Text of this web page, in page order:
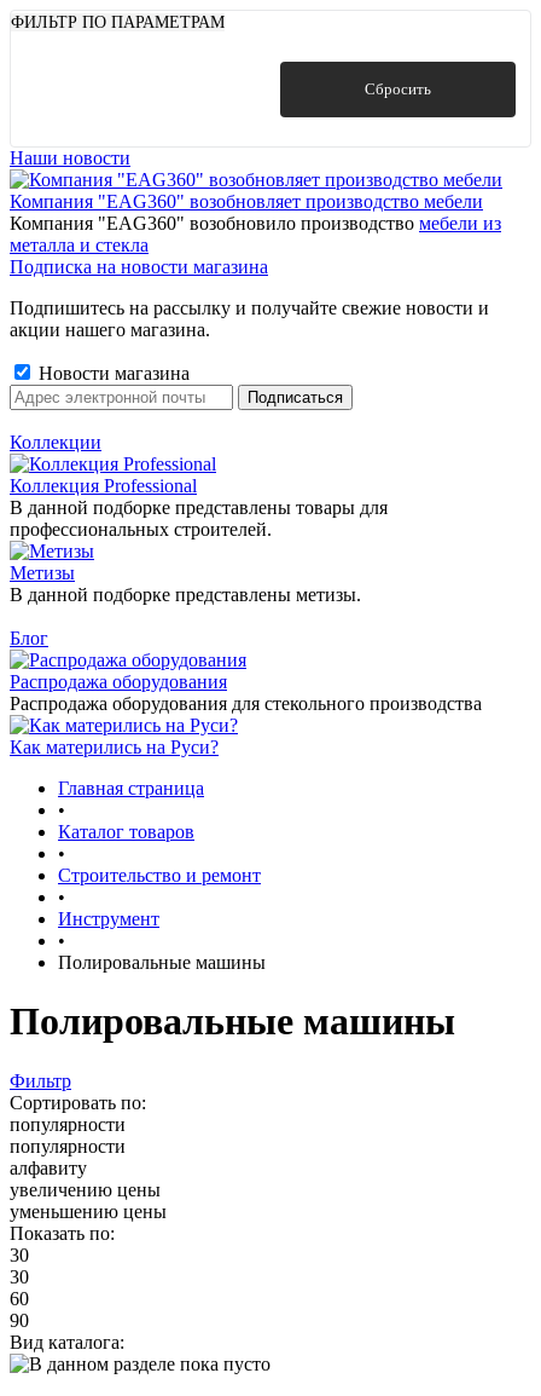
ФИЛЬТР ПО ПАРАМЕТРАМ
Сбросить
Наши новости
Компания "EAG360" возобновляет производство мебели
Компания "EAG360" возобновило производство мебели из
металла и стекла
Подписка на новости магазина
Подпишитесь на рассылку и получайте свежие новости и
акции нашего магазина.
Новости магазина
Коллекции
Коллекция Professional
В данной подборке представлены товары для
профессиональных строителей.
Метизы
В данной подборке представлены метизы.
Блог
Распродажа оборудования
Распродажа оборудования для стекольного производства
Как матерились на Руси?
Главная страница
•
Каталог товаров
•
Строительство и ремонт
•
Инструмент
•
Полировальные машины
Полировальные машины
Фильтр
Сортировать по:
популярности
популярности
алфавиту
увеличению цены
уменьшению цены
Показать по:
30
30
60
90
Вид каталога: